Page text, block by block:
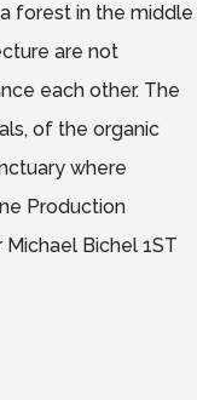
forest in the middle
are not
each other. The
of the organic
where
Production
Bichel 1ST